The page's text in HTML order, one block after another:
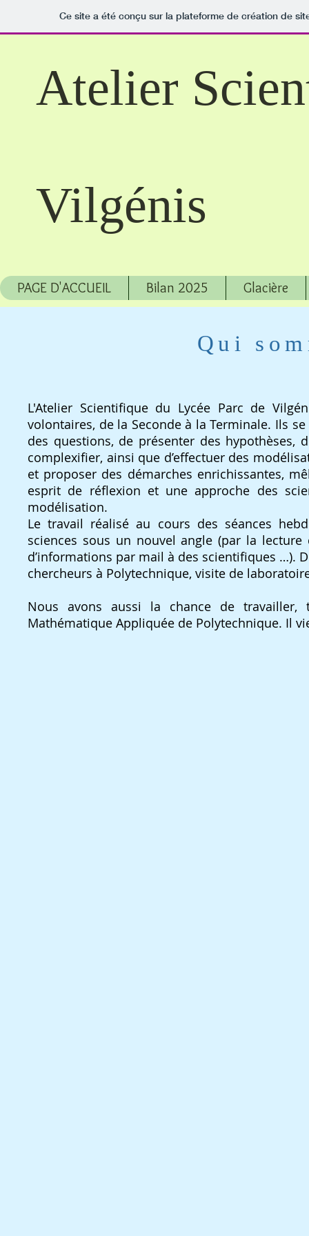
Ce site a été conçu sur la plateforme de création de
Atelier
Vilgénis
PAGE D'ACCUEIL Bilan 2025 Glacière
Qui
L'Atelier Scientifique du Lycée Parc de
volontaires, de la Seconde à la Terminale. Ils
des questions, de présenter des
complexifier, ainsi que d’effectuer des
et proposer des démarches enrichissantes,
esprit de réflexion et une approche des
modélisation.
Le travail réalisé au cours des séances
sciences sous un nouvel angle (par la lecture
d’informations par mail à des scientifiques …).
chercheurs à Polytechnique, visite de
Nous avons aussi la chance de
Mathématique Appliquée de Polytechnique. Il